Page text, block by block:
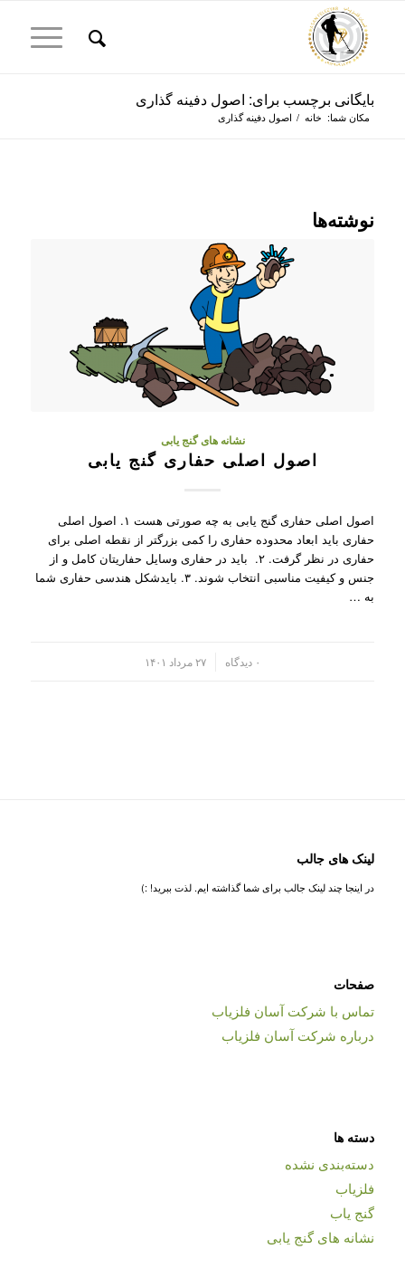
بایگانی برچسب برای: اصول دفینه گذاری
مکان شما: خانه / اصول دفینه گذاری
نوشته‌ها
نشانه های گنج یابی
اصول اصلی حفاری گنج یابی
اصول اصلی حفاری گنج یابی به چه صورتی هست ۱. اصول اصلی
حفاری باید ابعاد محدوده حفاری را کمی بزرگتر از نقطه اصلی برای
حفاری در نظر گرفت. ۲. باید در حفاری وسایل حفاریتان کامل و از
جنس و کیفیت مناسبی انتخاب شوند. ۳. بایدشکل هندسی حفاری شما
به …
۰ دیدگاه ۲۷ مرداد ۱۴۰۱
لینک های جالب
در اینجا چند لینک جالب برای شما گذاشته ایم. لذت ببرید! :)
صفحات
تماس با شرکت آسان فلزیاب
درباره شرکت آسان فلزیاب
دسته ها
دسته‌بندی نشده
فلزیاب
گنج یاب
نشانه های گنج یابی